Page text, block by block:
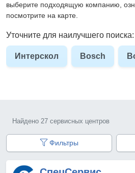
выберите подходящую компанию,
посмотрите на карте.
Уточните для наилучшего поиска:
Интерскол Bosch
Найдено 27 сервисных центров
Фильтры